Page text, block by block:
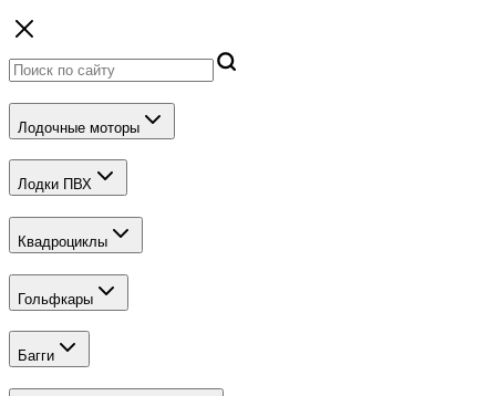
Лодочные моторы
Лодки ПВХ
Квадроциклы
Гольфкары
Багги